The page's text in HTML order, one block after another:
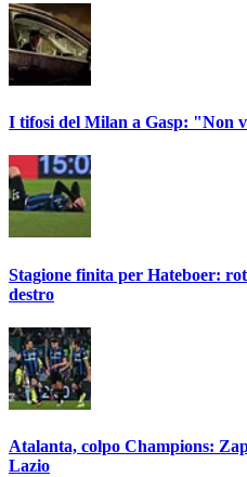
I tifosi del Milan a Gasp: "Non
Stagione finita per Hateboer:
destro
Atalanta, colpo Champions:
Lazio